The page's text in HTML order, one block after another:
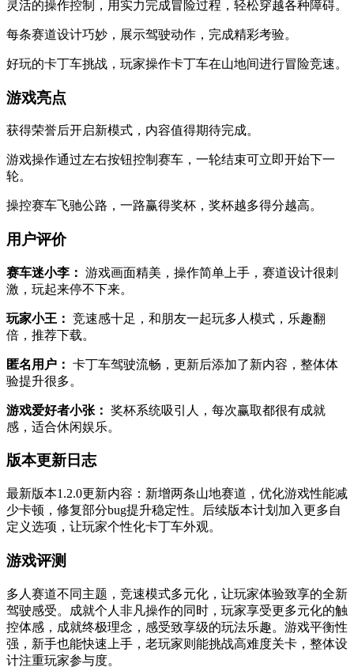
灵活的操作控制，用实力完成冒险过程，轻松穿越各种障碍。
每条赛道设计巧妙，展示驾驶动作，完成精彩考验。
好玩的卡丁车挑战，玩家操作卡丁车在山地间进行冒险竞速。
游戏亮点
获得荣誉后开启新模式，内容值得期待完成。
游戏操作通过左右按钮控制赛车，一轮结束可立即开始下一
轮。
操控赛车飞驰公路，一路赢得奖杯，奖杯越多得分越高。
用户评价
赛车迷小李： 游戏画面精美，操作简单上手，赛道设计很刺
激，玩起来停不下来。
玩家小王： 竞速感十足，和朋友一起玩多人模式，乐趣翻
倍，推荐下载。
匿名用户： 卡丁车驾驶流畅，更新后添加了新内容，整体体
验提升很多。
游戏爱好者小张： 奖杯系统吸引人，每次赢取都很有成就
感，适合休闲娱乐。
版本更新日志
最新版本1.2.0更新内容：新增两条山地赛道，优化游戏性能减
少卡顿，修复部分bug提升稳定性。后续版本计划加入更多自
定义选项，让玩家个性化卡丁车外观。
游戏评测
多人赛道不同主题，竞速模式多元化，让玩家体验致享的全新
驾驶感受。成就个人非凡操作的同时，玩家享受更多元化的触
控体感，成就终极理念，感受致享级的玩法乐趣。游戏平衡性
强，新手也能快速上手，老玩家则能挑战高难度关卡，整体设
计注重玩家参与度。